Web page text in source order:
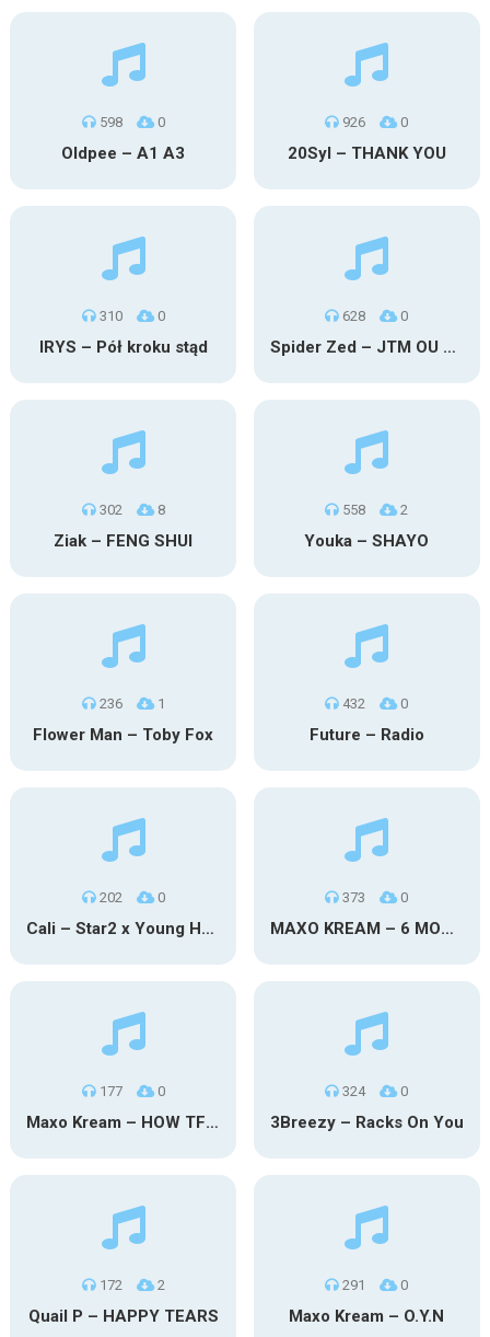
598 0
Oldpee – A1 A3
926 0
20Syl – THANK YOU
310 0
IRYS – Pół kroku stąd
628 0
Spider Zed – JTM OU TG
302 8
Ziak – FENG SHUI
558 2
Youka – SHAYO
236 1
Flower Man – Toby Fox
432 0
Future – Radio
202 0
Cali – Star2 x Young Henny
373 0
MAXO KREAM – 6 MONTHS CLEAN
177 0
Maxo Kream – HOW TF I’M LUCKY
324 0
3Breezy – Racks On You
172 2
Quail P – HAPPY TEARS
291 0
Maxo Kream – O.Y.N